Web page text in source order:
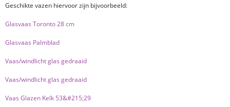
Geschikte vazen hiervoor zijn bijvoorbeeld:
Glasvaas Toronto 28 cm
Glasvaas Palmblad
Vaas/windlicht glas gedraaid
Vaas/windlicht glas gedraaid
Vaas Glazen Kelk 53&#215;29